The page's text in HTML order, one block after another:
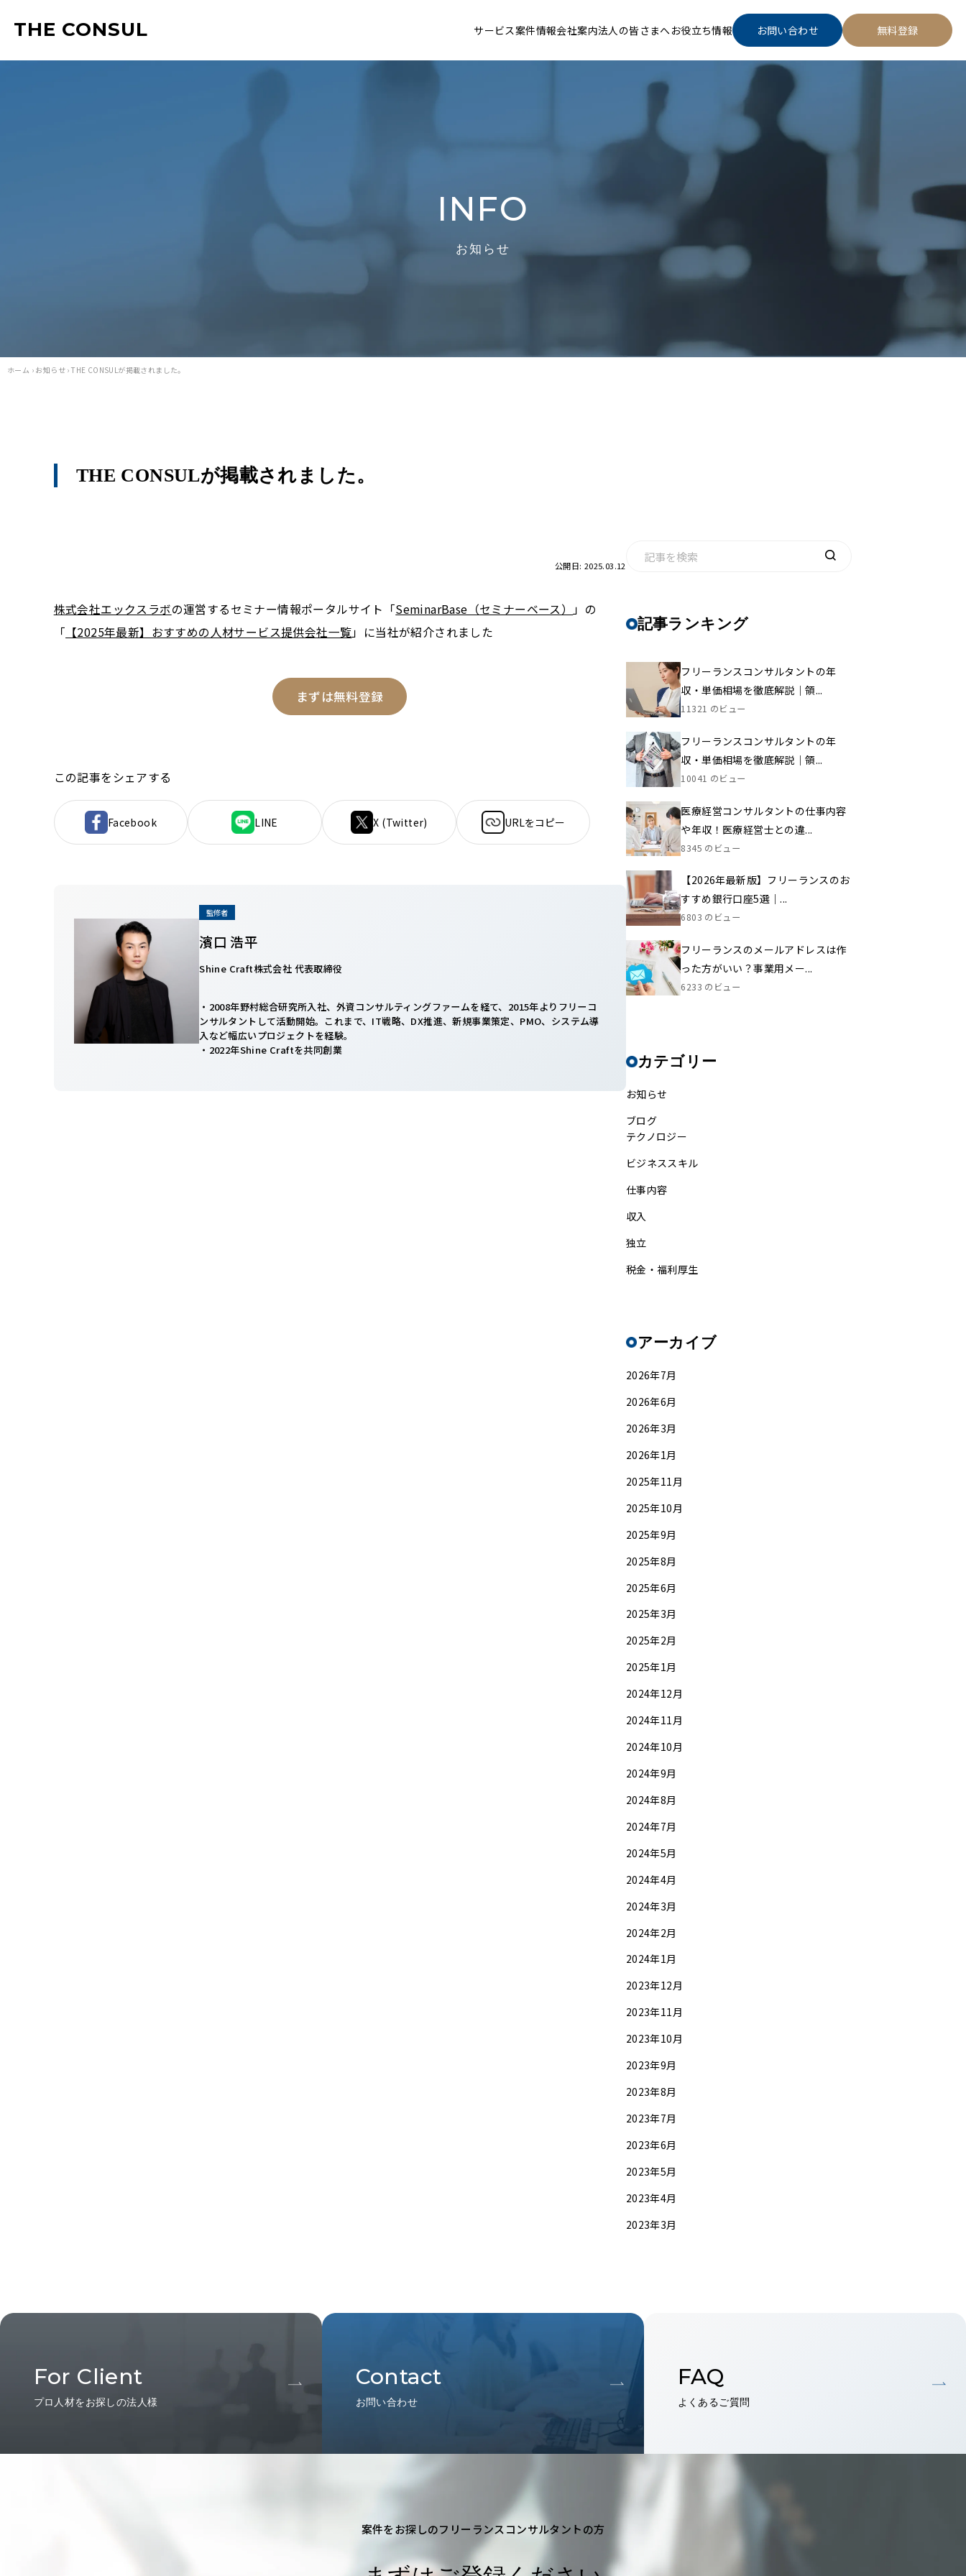
THE CONSUL サービス案件情報会社案内法人の皆さまへお役立ち情報 お問い合わせ 無料登録
INFO
お知らせ
ホーム › お知らせ › THE CONSULが掲載されました。
THE CONSULが掲載されました。
公開日: 2025.03.12
株式会社エックスラボの運営するセミナー情報ポータルサイト「SeminarBase（セミナーベース） 」の
「 【2025年最新】おすすめの人材サービス提供会社一覧」に当社が紹介されました
まずは無料登録
この記事をシェアする
Facebook LINE X (Twitter) URLをコピー
監修者
濱口 浩平
Shine Craft株式会社 代表取締役
・2008年野村総合研究所入社、外資コンサルティングファームを経て、2015年よりフリーコ
ンサルタントして活動開始。これまで、IT戦略、DX推進、新規事業策定、PMO、システム導
入など幅広いプロジェクトを経験。
・2022年Shine Craftを共同創業
記事ランキング
フリーランスコンサルタントの年
収・単価相場を徹底解説｜領...
11321 のビュー
フリーランスコンサルタントの年
収・単価相場を徹底解説｜領...
10041 のビュー
医療経営コンサルタントの仕事内容
や年収！医療経営士との違...
8345 のビュー
【2026年最新版】フリーランスのお
すすめ銀行口座5選｜...
6803 のビュー
フリーランスのメールアドレスは作
った方がいい？事業用メー...
6233 のビュー
カテゴリー
お知らせ
ブログ
テクノロジー
ビジネススキル
仕事内容
収入
独立
税金・福利厚生
アーカイブ
2026年7月
2026年6月
2026年3月
2026年1月
2025年11月
2025年10月
2025年9月
2025年8月
2025年6月
2025年3月
2025年2月
2025年1月
2024年12月
2024年11月
2024年10月
2024年9月
2024年8月
2024年7月
2024年5月
2024年4月
2024年3月
2024年2月
2024年1月
2023年12月
2023年11月
2023年10月
2023年9月
2023年8月
2023年7月
2023年6月
2023年5月
2023年4月
2023年3月
For Client
プロ人材をお探しの法人様
Contact
お問い合わせ
FAQ
よくあるご質問
案件をお探しのフリーランスコンサルタントの方